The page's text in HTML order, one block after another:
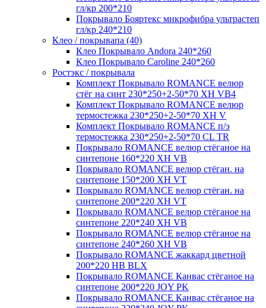
гл/кр 200*210
Покрывало Бояртекс микрофибра ультрастеп
гл/кр 240*210
Клео / покрывапа (40)
Клео Покрывало Andora 240*260
Клео Покрывало Caroline 240*260
Ростэкс / покрывала
Комплект Покрывало ROMANCE велюр
стёг на синт 230*250+2-50*70 XH VB4
Комплект Покрывало ROMANCE велюр
термостежка 230*250+2-50*70 XH V
Комплект Покрывало ROMANCE п/э
термостежка 230*250+2-50*70 CL TR
Покрывало ROMANCE велюр стёганое на
синтепоне 160*220 XH VB
Покрывало ROMANCE велюр стёган. на
синтепоне 150*200 XH VT
Покрывало ROMANCE велюр стёган. на
синтепоне 200*220 XH VT
Покрывало ROMANCE велюр стёганое на
синтепоне 220*240 XH VB
Покрывало ROMANCE велюр стёганое на
синтепоне 240*260 XH VB
Покрывало ROMANCE жаккард цветной
200*220 HB BLX
Покрывало ROMANCE Канвас стёганое на
синтепоне 200*220 JOY PK
Покрывало ROMANCE Канвас стёганое на